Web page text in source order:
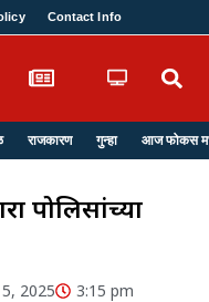
Contact Info
राजकारण गुन्हा आज फोकस
पोलिसांच्या
2025
3:15 pm